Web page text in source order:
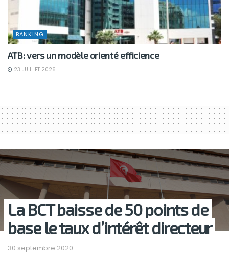
BANKING
ATB: vers un modèle orienté efficience
23 JUILLET 2026
La BCT baisse de 50 points de
base le taux d’intérêt directeur
30 septembre 2020